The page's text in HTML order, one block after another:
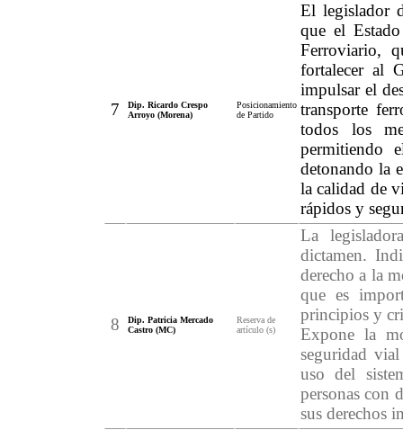
7
Dip. Ricardo Crespo
Arroyo (Morena)
Posicionamiento
de Partido
El legislador
que el
Ferroviario,
fortalecer al
impulsar el
transporte
todos los
permitiendo
detonando la
la calidad de
rápidos y
8
Dip. Patricia Mercado
Castro (MC)
Reserva de
artículo (s)
La
dictamen.
derecho a la
que es
principios y
Expone la
seguridad
uso del
personas con
sus derechos